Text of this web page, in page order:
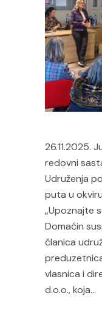
26.11.2025.
redovni
Udruženja
puta u
„Upoznajte
Domaćin
članica
vlasnica i
d.o.o., koja...